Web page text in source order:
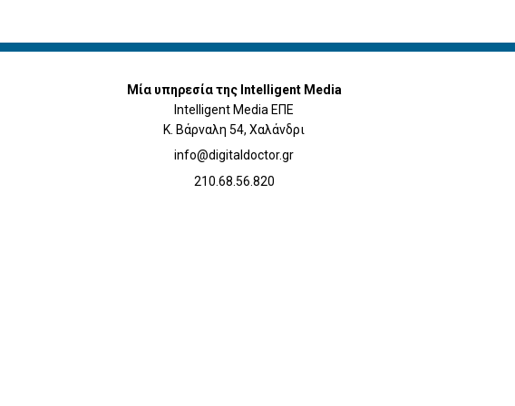
Μία υπηρεσία της Intelligent Media
Intelligent Media ΕΠΕ
Κ. Βάρναλη 54, Χαλάνδρι
info@digitaldoctor.gr
210.68.56.820